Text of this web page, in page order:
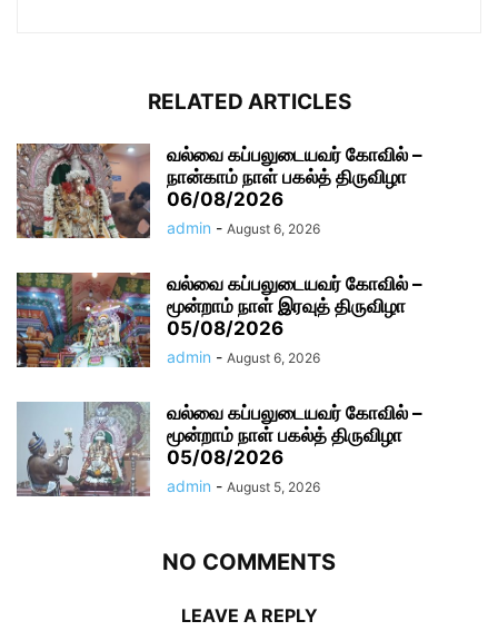
RELATED ARTICLES
வல்வை கப்பலுடையவர் கோவில் –
நான்காம் நாள் பகல்த் திருவிழா
06/08/2026
admin - August 6, 2026
வல்வை கப்பலுடையவர் கோவில் –
மூன்றாம் நாள் இரவுத் திருவிழா
05/08/2026
admin - August 6, 2026
வல்வை கப்பலுடையவர் கோவில் –
மூன்றாம் நாள் பகல்த் திருவிழா
05/08/2026
admin - August 5, 2026
NO COMMENTS
LEAVE A REPLY